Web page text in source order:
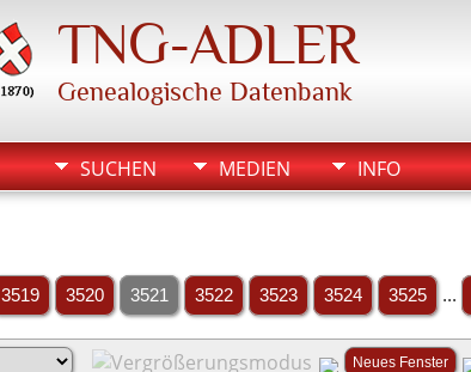
TNG-ADLER
Genealogische Datenbank
SUCHEN MEDIEN INFO
3519 3520 3521 3522 3523 3524 3525 ...